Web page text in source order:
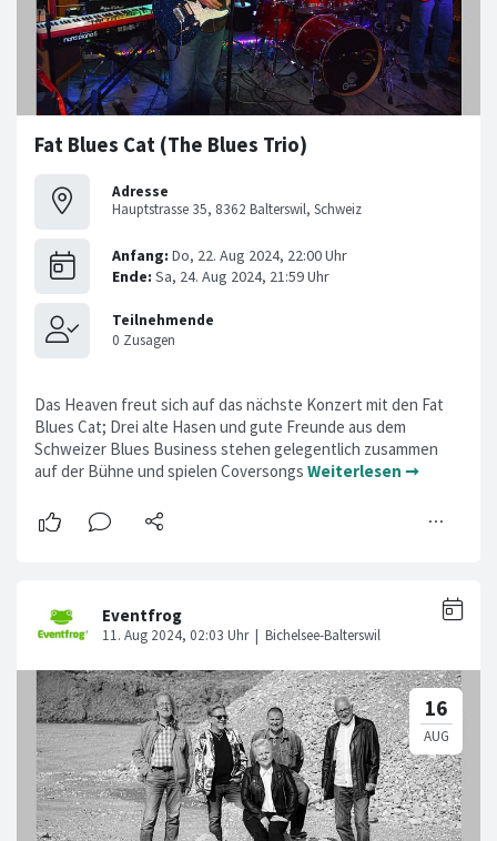
Fat Blues Cat (The Blues Trio)
Adresse
Hauptstrasse 35, 8362 Balterswil, Schweiz
Das Heaven freut sich auf das nächste Konzert mit den Fat
Blues Cat; Drei alte Hasen und gute Freunde aus dem
Schweizer Blues Business stehen gelegentlich zusammen
auf der Bühne und spielen Coversongs Weiterlesen ➞